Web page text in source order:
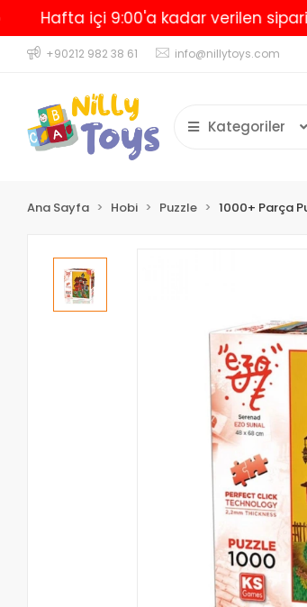
içi 9:00'a kadar verilen siparişler
+90212 982 38 61 info@nillytoys.com
Kategoriler
Ana Sayfa Hobi Puzzle 1000+ Parça